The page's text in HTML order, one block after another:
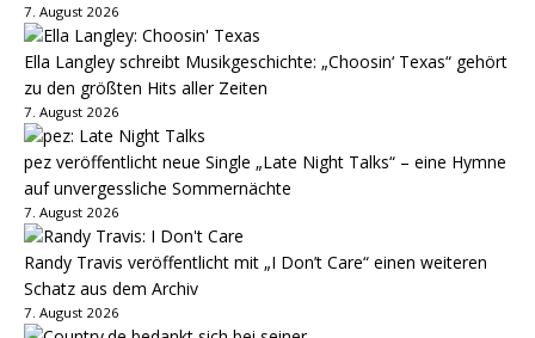
7. August 2026
Ella Langley schreibt Musikgeschichte: „Choosin‘ Texas“ gehört
zu den größten Hits aller Zeiten
7. August 2026
pez veröffentlicht neue Single „Late Night Talks“ – eine Hymne
auf unvergessliche Sommernächte
7. August 2026
Randy Travis veröffentlicht mit „I Don’t Care“ einen weiteren
Schatz aus dem Archiv
7. August 2026